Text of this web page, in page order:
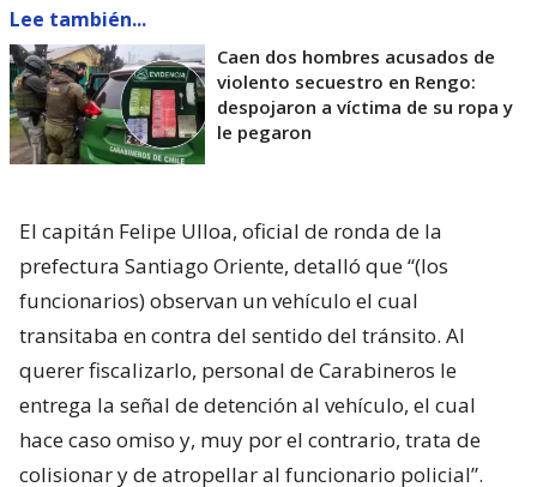
Lee también...
Caen dos hombres acusados de
violento secuestro en Rengo:
despojaron a víctima de su ropa y
le pegaron
El capitán Felipe Ulloa, oficial de ronda de la
prefectura Santiago Oriente, detalló que “(los
funcionarios) observan un vehículo el cual
transitaba en contra del sentido del tránsito. Al
querer fiscalizarlo, personal de Carabineros le
entrega la señal de detención al vehículo, el cual
hace caso omiso y, muy por el contrario, trata de
colisionar y de atropellar al funcionario policial”.